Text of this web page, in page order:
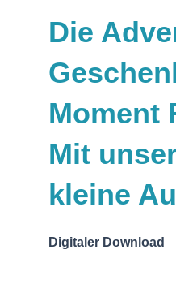
Die
Moment
Mit
kleine
Digitaler Download